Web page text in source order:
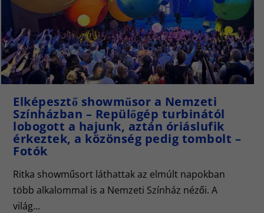
Elképesztő showműsor a Nemzeti
Színházban – Repülőgép turbinától
lobogott a hajunk, aztán óriáslufik
érkeztek, a közönség pedig tombolt –
Fotók
Ritka showműsort láthattak az elmúlt napokban
több alkalommal is a Nemzeti Színház nézői. A
világ...